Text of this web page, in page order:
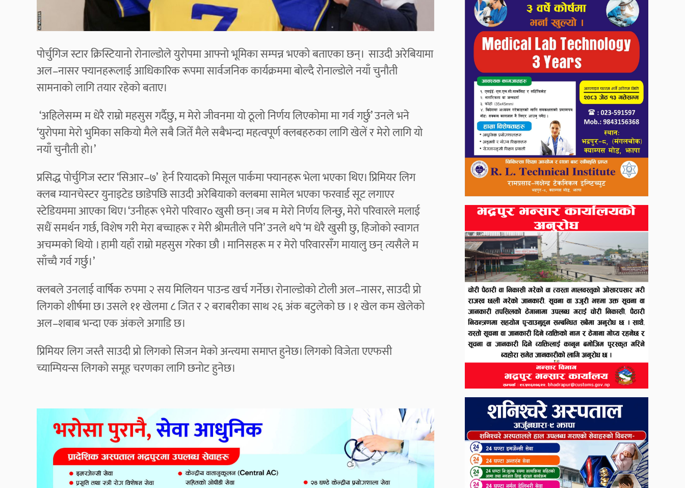
पोर्चुगिज स्टार क्रिस्टियानो रोनाल्डोले युरोपमा आफ्नो भूमिका सम्पन्न भएको बताएका छन्। साउदी अरेबियामा
अल–नासर फ्यानहरूलाई आधिकारिक रूपमा सार्वजनिक कार्यक्रममा बोल्दै रोनाल्डोले नयाँ चुनौती
सामनाको लागि तयार रहेको बताए।
‘अहिलेसम्म म धेरै राम्रो महसुस गर्दैछु, म मेरो जीवनमा यो ठूलो निर्णय लिएकोमा मा गर्व गर्छु’ उनले भने
‘युरोपमा मेरो भुमिका सकियो मैले सबै जितेँ मैले सबैभन्दा महत्वपूर्ण क्लबहरुका लागि खेलें र मेरो लागि यो
नयाँ चुनौती हो।’
प्रसिद्ध पोर्चुगिज स्टार ‘सिआर–७’ हेर्न रियादको मिसूल पार्कमा फ्यानहरू भेला भएका थिए। प्रिमियर लिग
क्लब म्यानचेस्टर युनाइटेड छाडेपछि साउदी अरेबियाको क्लबमा सामेल भएका फरवार्ड सूट लगाएर
स्टेडियममा आएका थिए। ‘उनीहरू ९मेरो परिवार० खुसी छन्। जब म मेरो निर्णय लिन्छु, मेरो परिवारले मलाई
सधैं समर्थन गर्छ, विशेष गरी मेरा बच्चाहरू र मेरी श्रीमतीले पनि’ उनले थपे ‘म धेरै खुसी छु, हिजोको स्वागत
अचम्मको थियो । हामी यहाँ राम्रो महसुस गरेका छौ । मानिसहरू म र मेरो परिवारसँग मायालु छन् त्यसैले म
साँच्चै गर्व गर्छु।’
क्लबले उनलाई वार्षिक रुपमा २ सय मिलियन पाउन्ड खर्च गर्नेछ। रोनाल्डोको टोली अल–नासर, साउदी प्रो
लिगको शीर्षमा छ। उसले ११ खेलमा ८ जित र २ बराबरीका साथ २६ अंक बटुलेको छ । १ खेल कम खेलेको
अल–शबाब भन्दा एक अंकले अगाडि छ।
प्रिमियर लिग जस्तै साउदी प्रो लिगको सिजन मेको अन्त्यमा समाप्त हुनेछ। लिगको विजेता एएफसी
च्याम्पियन्स लिगको समूह चरणका लागि छनोट हुनेछ।